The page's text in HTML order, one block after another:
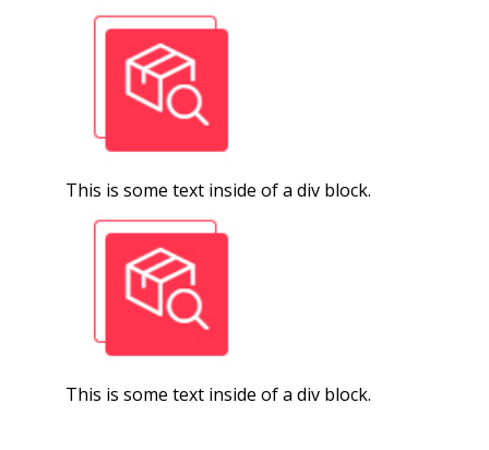
This is some text inside of a div block.
This is some text inside of a div block.